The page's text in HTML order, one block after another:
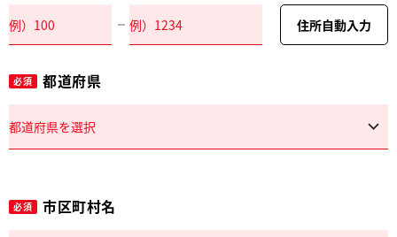
住所自動入力
必須 都道府県
必須 市区町村名